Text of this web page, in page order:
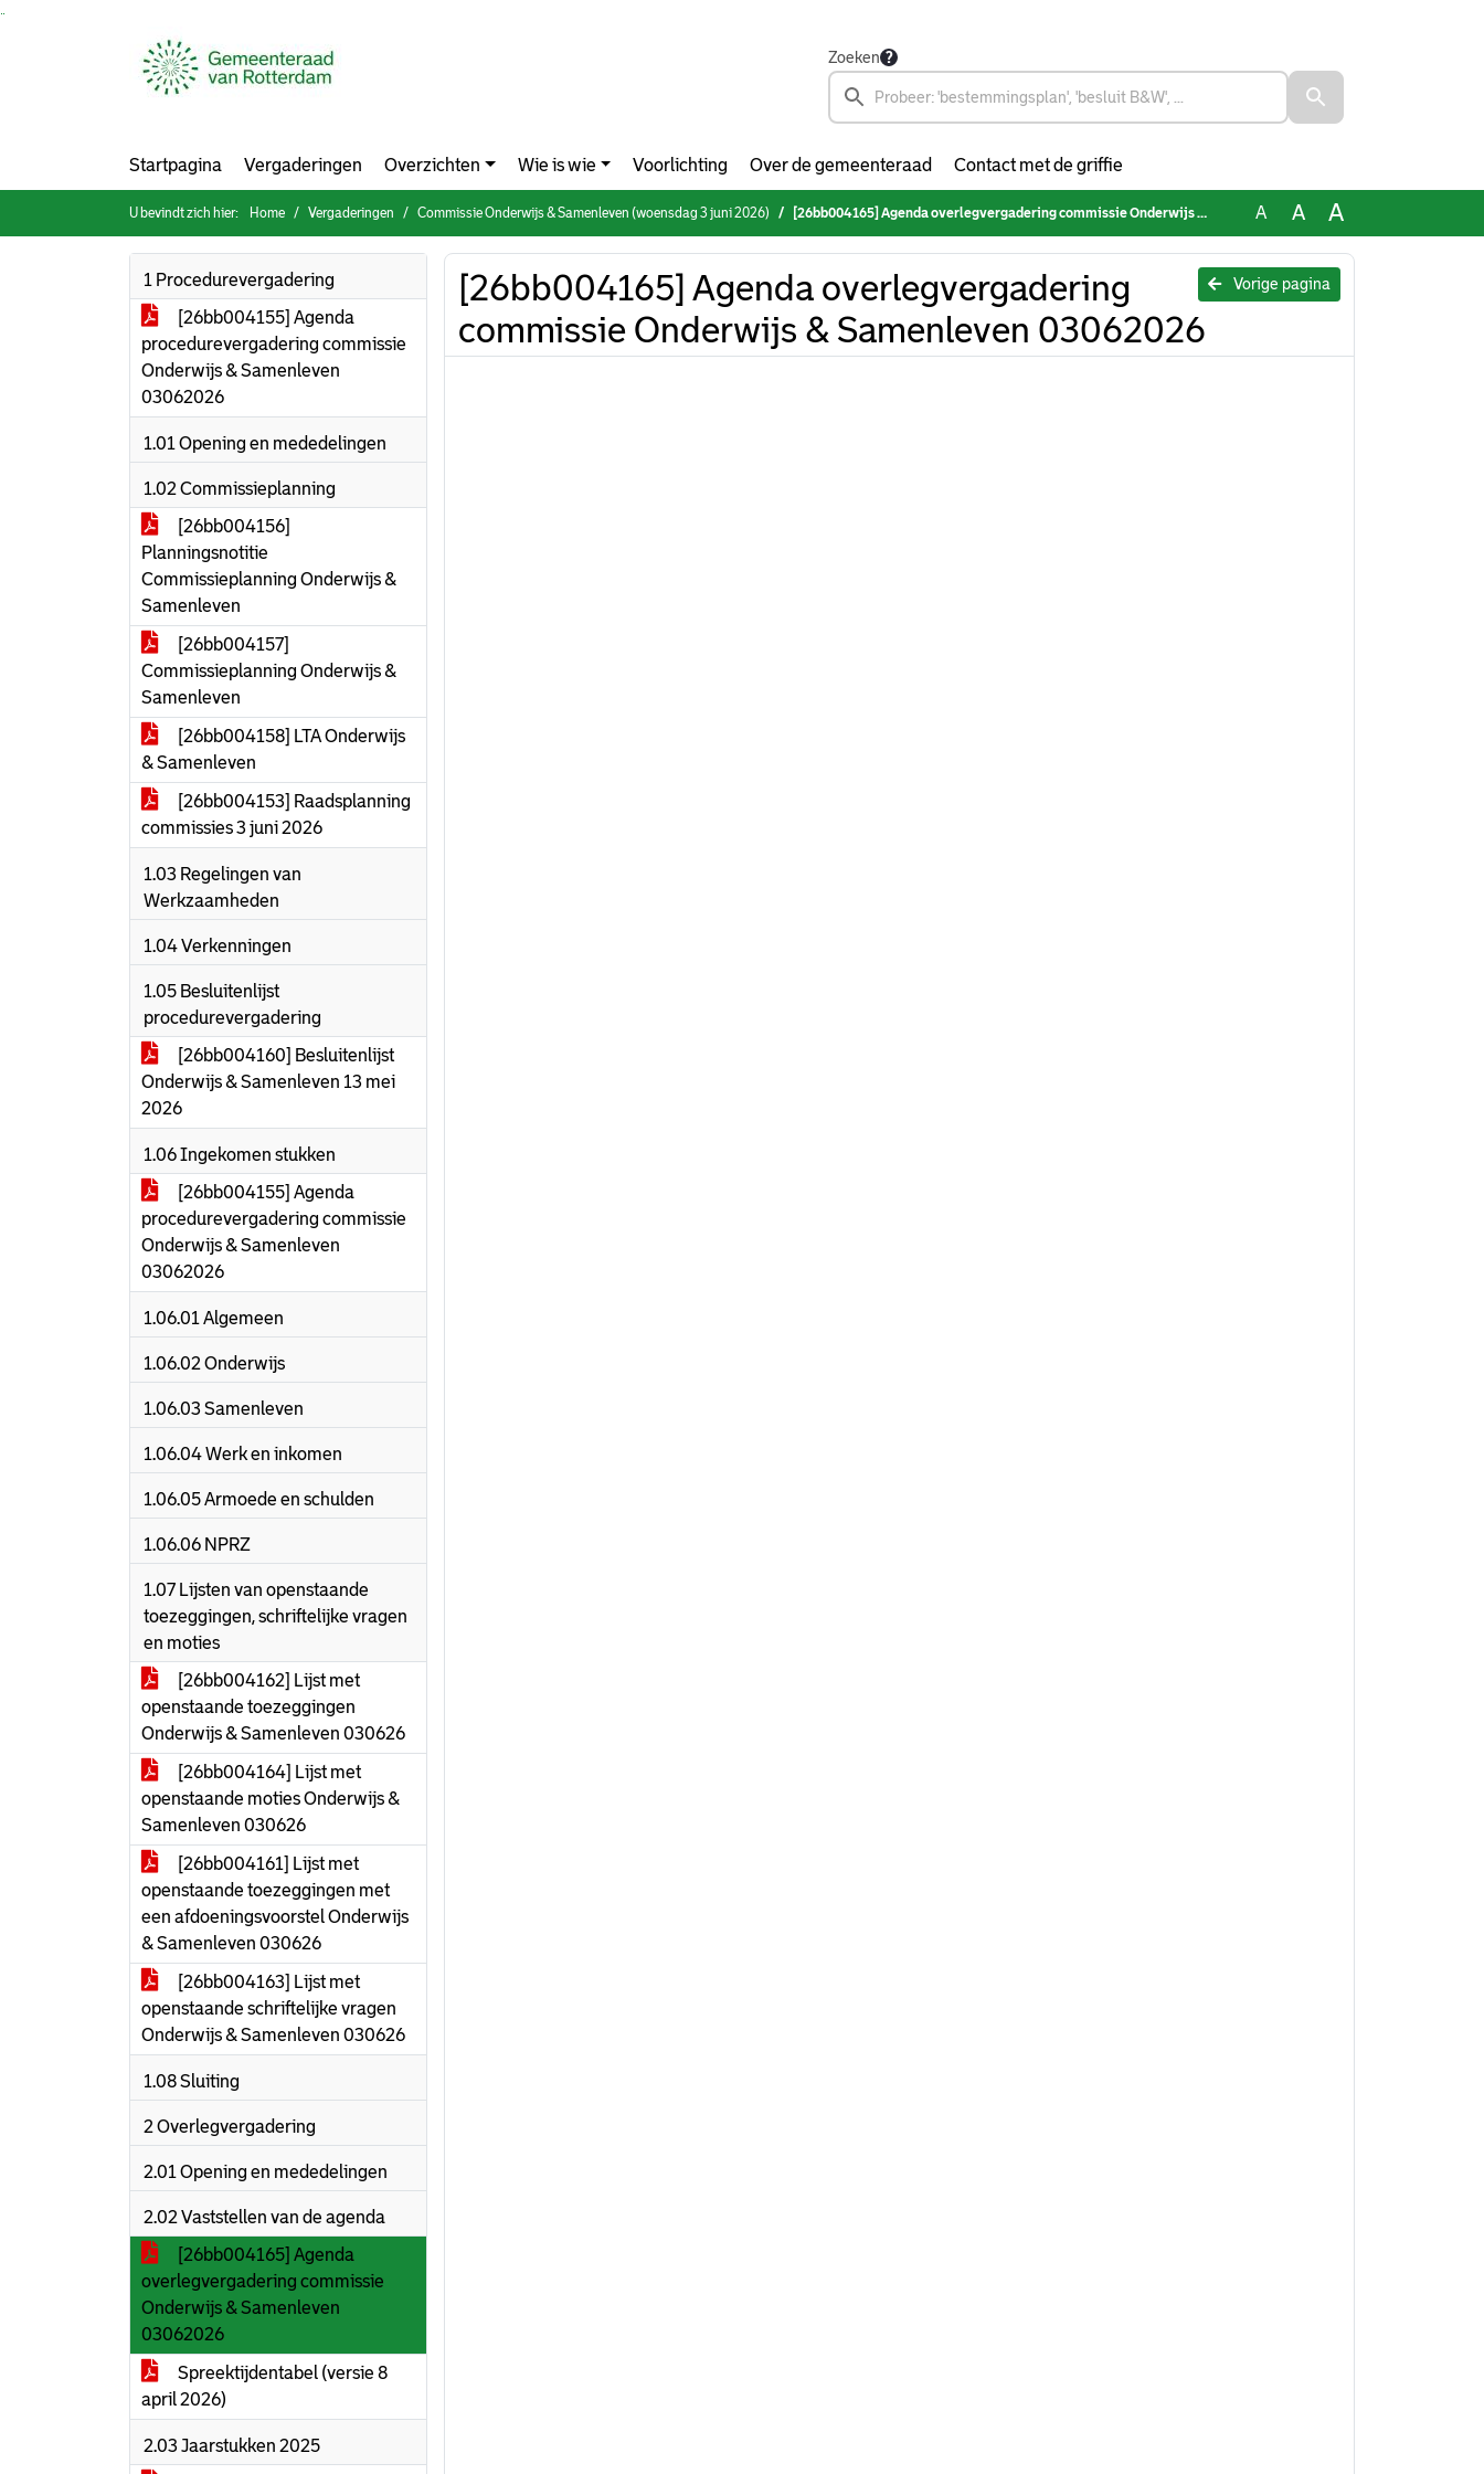
Zoeken
Startpagina Vergaderingen Overzichten Wie is wie Voorlichting Over de gemeenteraad Contact met de griffie
U bevindt zich hier: Home Vergaderingen Commissie Onderwijs & Samenleven (woensdag 3 juni 2026) [26bb004165] Agenda overlegvergadering commissie Onderwijs & Samenleven 03062026 A A A
1 Procedurevergadering
[26bb004155] Agenda
procedurevergadering commissie
Onderwijs & Samenleven
03062026
1.01 Opening en mededelingen
1.02 Commissieplanning
[26bb004156]
Planningsnotitie
Commissieplanning Onderwijs &
Samenleven
[26bb004157]
Commissieplanning Onderwijs &
Samenleven
[26bb004158] LTA Onderwijs
& Samenleven
[26bb004153] Raadsplanning
commissies 3 juni 2026
1.03 Regelingen van
Werkzaamheden
1.04 Verkenningen
1.05 Besluitenlijst
procedurevergadering
[26bb004160] Besluitenlijst
Onderwijs & Samenleven 13 mei
2026
1.06 Ingekomen stukken
[26bb004155] Agenda
procedurevergadering commissie
Onderwijs & Samenleven
03062026
1.06.01 Algemeen
1.06.02 Onderwijs
1.06.03 Samenleven
1.06.04 Werk en inkomen
1.06.05 Armoede en schulden
1.06.06 NPRZ
1.07 Lijsten van openstaande
toezeggingen, schriftelijke vragen
en moties
[26bb004162] Lijst met
openstaande toezeggingen
Onderwijs & Samenleven 030626
[26bb004164] Lijst met
openstaande moties Onderwijs &
Samenleven 030626
[26bb004161] Lijst met
openstaande toezeggingen met
een afdoeningsvoorstel Onderwijs
& Samenleven 030626
[26bb004163] Lijst met
openstaande schriftelijke vragen
Onderwijs & Samenleven 030626
1.08 Sluiting
2 Overlegvergadering
2.01 Opening en mededelingen
2.02 Vaststellen van de agenda
[26bb004165] Agenda
overlegvergadering commissie
Onderwijs & Samenleven
03062026
Spreektijdentabel (versie 8
april 2026)
2.03 Jaarstukken 2025
Vorige pagina
[26bb004165] Agenda overlegvergadering
commissie Onderwijs & Samenleven 03062026